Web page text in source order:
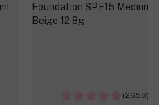
(2656)